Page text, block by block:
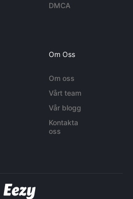
DMCA
Om Oss
Om oss
Vårt team
Vår blogg
Kontakta
oss